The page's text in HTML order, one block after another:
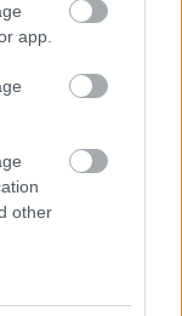
app.
other